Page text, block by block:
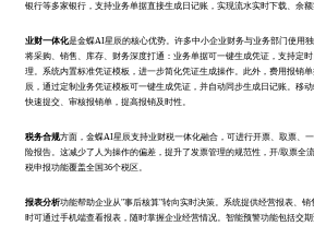
银行等多家银行，支持业务单据直接生成日记账，实现流水实时下载、余额
业财一体化是金蝶AI星辰的核心优势。许多中小企业财务与业务部门使用
将采购、销售、库存、财务深度打通：业务单据可一键生成凭证，支持定
理。系统内置标准凭证模板，进一步简化凭证生成操作。此外，费用报销
辰，通过定制业务凭证模板可一键生成凭证，并自动同步生成日记账。移
快速提交、审核报销单，提高报销及时性。
税务合规方面，金蝶AI星辰支持业财税一体化融合，可进行开票、取票、
险报告。这减少了人为操作的偏差，提升了发票管理的规范性，开/取票全
税申报功能覆盖全国36个税区。
报表分析功能帮助企业从"事后核算"转向实时决策。系统提供经营报表、
时可通过手机端查看报表，随时掌握企业经营情况。智能预警功能包括交